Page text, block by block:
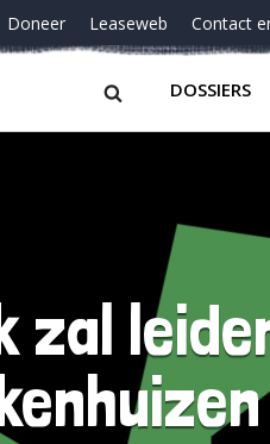
Doneer Leaseweb Contact
DOSSIERS
zal